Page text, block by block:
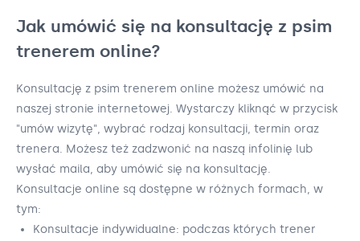
Jak umówić się na konsultację z psim
trenerem online?
Konsultację z psim trenerem online możesz umówić na
naszej stronie internetowej. Wystarczy kliknąć w przycisk
"umów wizytę", wybrać rodzaj konsultacji, termin oraz
trenera. Możesz też zadzwonić na naszą infolinię lub
wysłać maila, aby umówić się na konsultację.
Konsultacje online są dostępne w różnych formach, w
tym:
Konsultacje indywidualne: podczas których trener